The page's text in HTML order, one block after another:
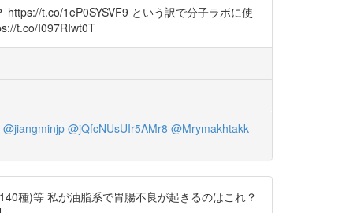
t.co/1eP0SYSVF9 という訳で分子ラボに使
t.co/I097RIwt0T
@jiangminjp @jQfcNUsUIr5AMr8 @Mrymakhtakk
種)等 私が油脂系で胃腸不良が起きるのはこれ？